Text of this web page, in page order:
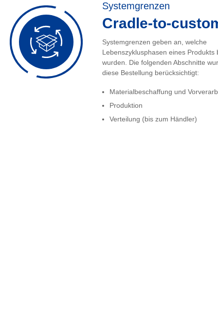
Systemgrenzen
Cradle-to-
Systemgrenzen geben an, welche
Lebenszyklusphasen eines Produkts
wurden. Die folgenden Abschnitte
diese Bestellung berücksichtigt:
Materialbeschaffung und
Produktion
Verteilung (bis zum Händler)